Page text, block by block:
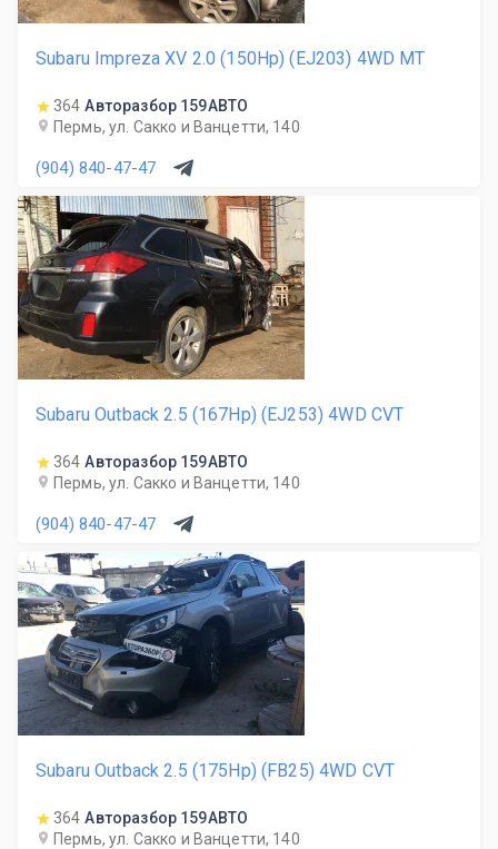
Subaru Impreza XV 2.0 (150Hp) (EJ203) 4WD MT
364 Авторазбор 159АВТО
Пермь, ул. Сакко и Ванцетти, 140
(904) 840-47-47
Subaru Outback 2.5 (167Hp) (EJ253) 4WD CVT
364 Авторазбор 159АВТО
Пермь, ул. Сакко и Ванцетти, 140
(904) 840-47-47
Subaru Outback 2.5 (175Hp) (FB25) 4WD CVT
364 Авторазбор 159АВТО
Пермь, ул. Сакко и Ванцетти, 140